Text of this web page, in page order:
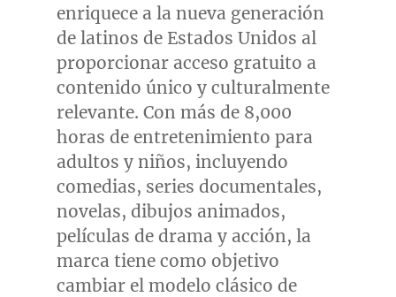
enriquece a la nueva generación
de latinos de Estados Unidos al
proporcionar acceso gratuito a
contenido único y culturalmente
relevante. Con más de 8,000
horas de entretenimiento para
adultos y niños, incluyendo
comedias, series documentales,
novelas, dibujos animados,
películas de drama y acción, la
marca tiene como objetivo
cambiar el modelo clásico de